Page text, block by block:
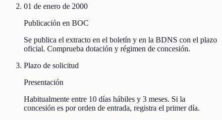
01 de enero de 2000
Publicación en BOC
Se publica el extracto en el boletín y en la BDNS con el plazo
oficial. Comprueba dotación y régimen de concesión.
Plazo de solicitud
Presentación
Habitualmente entre 10 días hábiles y 3 meses. Si la
concesión es por orden de entrada, registra el primer día.